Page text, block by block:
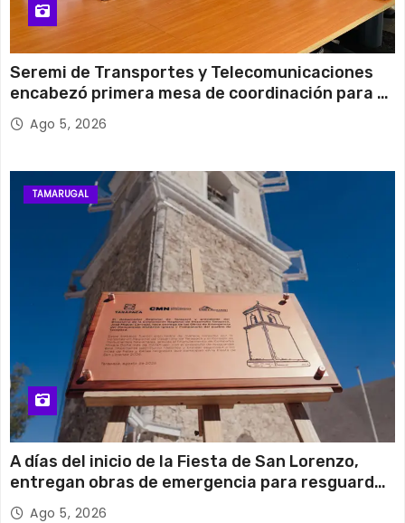
Seremi de Transportes y Telecomunicaciones
encabezó primera mesa de coordinación para el
retiro de cables en desuso en Iquique
Ago 5, 2026
TAMARUGAL
A días del inicio de la Fiesta de San Lorenzo,
entregan obras de emergencia para resguardar
su histórico campanario
Ago 5, 2026